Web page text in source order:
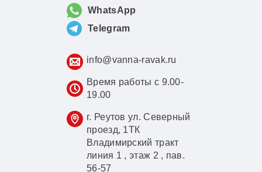
WhatsApp
Telegram
info@vanna-ravak.ru
Время работы с 9.00-
19.00
г. Реутов ул. Северный
проезд, 1ТК
Владимирский тракт
линия 1 , этаж 2 , пав.
56-57